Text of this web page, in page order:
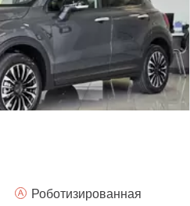
Роботизированная